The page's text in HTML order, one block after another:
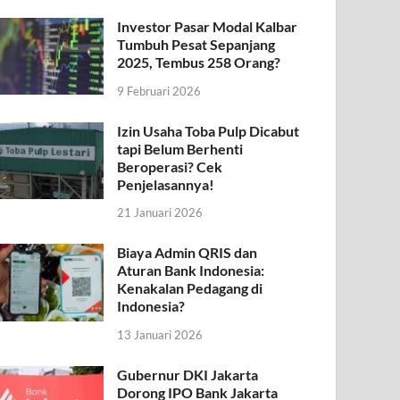
Investor Pasar Modal Kalbar
Tumbuh Pesat Sepanjang
2025, Tembus 258 Orang?
9 Februari 2026
Izin Usaha Toba Pulp Dicabut
tapi Belum Berhenti
Beroperasi? Cek
Penjelasannya!
21 Januari 2026
Biaya Admin QRIS dan
Aturan Bank Indonesia:
Kenakalan Pedagang di
Indonesia?
13 Januari 2026
Gubernur DKI Jakarta
Dorong IPO Bank Jakarta